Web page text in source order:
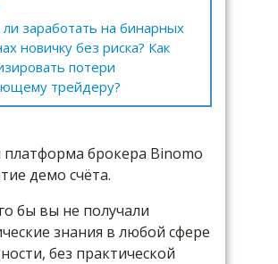
заработать на бинарных
новичку без риска? Как
потери
трейдеру?
платформа брокера Binomo
демо счёта.
бы вы не получали
знания в любой сфере
без практической